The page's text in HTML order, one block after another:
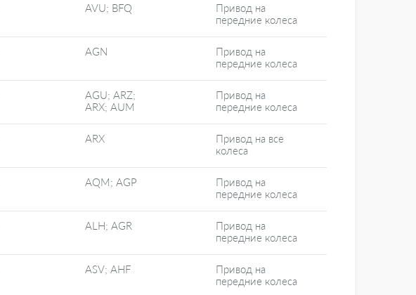
AVU; BFQ
Привод на
передние колеса
AGN
Привод на
передние колеса
AGU; ARZ;
ARX; AUM
Привод на
передние колеса
ARX
Привод на все
колеса
AQM; AGP
Привод на
передние колеса
ALH; AGR
Привод на
передние колеса
ASV; AHF
Привод на
передние колеса